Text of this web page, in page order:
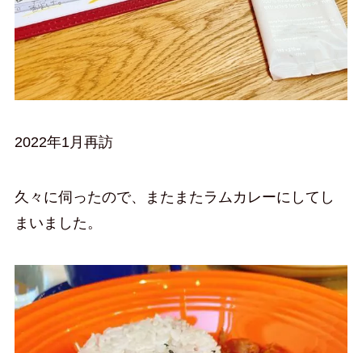
2022年1月再訪
久々に伺ったので、またまたラムカレーにしてし
まいました。